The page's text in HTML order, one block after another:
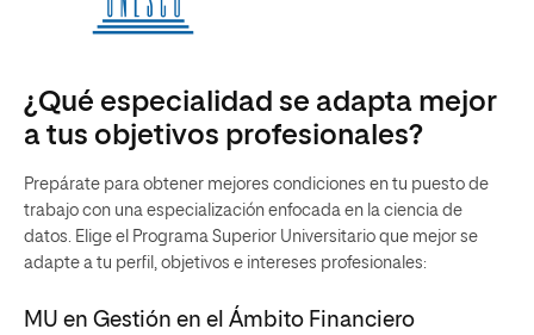
¿Qué especialidad se adapta mejor
a tus objetivos profesionales?
Prepárate para obtener mejores condiciones en tu puesto de
trabajo con una especialización enfocada en la ciencia de
datos. Elige el Programa Superior Universitario que mejor se
adapte a tu perfil, objetivos e intereses profesionales:
MU en Gestión en el Ámbito Financiero